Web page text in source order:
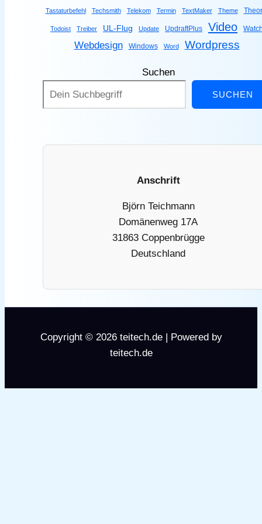
Tastaturbefehl Techsmith Telekom Termin TextMaker Theme
Todoist Treiber UL-Flug Update UpdraftPlus Video
Webdesign Windows Word Wordpress
Suchen
SUCHEN
Anschrift
Björn Teichmann
Domänenweg 17A
31863 Coppenbrügge
Deutschland
Copyright © 2026 teitech.de | Powered by
teitech.de